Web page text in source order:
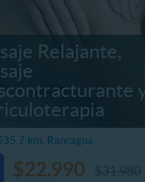
Relajante,
km, Rancagua
$22.990